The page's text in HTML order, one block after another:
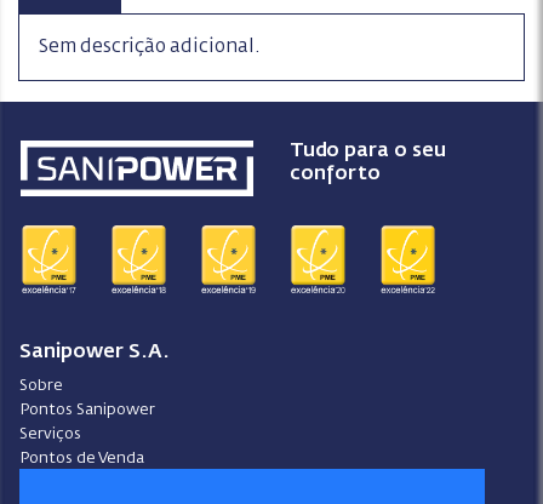
Sem descrição adicional.
Tudo para o seu
conforto
Sanipower S.A.
Sobre
Pontos Sanipower
Serviços
Pontos de Venda